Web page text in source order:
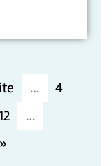
…
4
…